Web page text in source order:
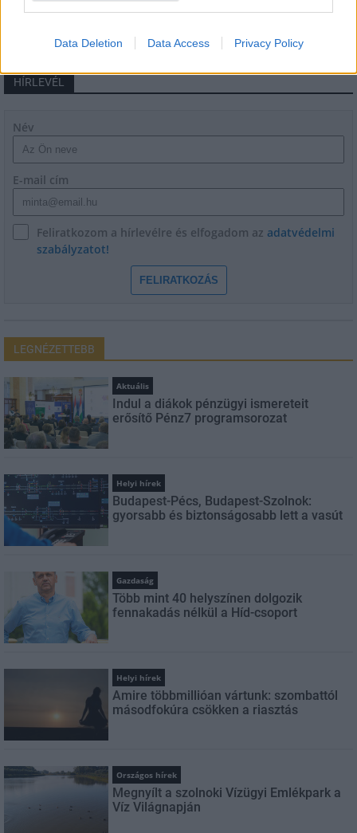
Data Deletion Data Access Privacy Policy
HÍRLEVÉL
Név
E-mail cím
Feliratkozom a hírlevélre és elfogadom az adatvédelmi
szabályzatot!
FELIRATKOZÁS
LEGNÉZETTEBB
Aktuális
Indul a diákok pénzügyi ismereteit
erősítő Pénz7 programsorozat
Helyi hírek
Budapest-Pécs, Budapest-Szolnok:
gyorsabb és biztonságosabb lett a vasút
Gazdaság
Több mint 40 helyszínen dolgozik
fennakadás nélkül a Híd-csoport
Helyi hírek
Amire többmillióan vártunk: szombattól
másodfokúra csökken a riasztás
Országos hírek
Megnyílt a szolnoki Vízügyi Emlékpark a
Víz Világnapján